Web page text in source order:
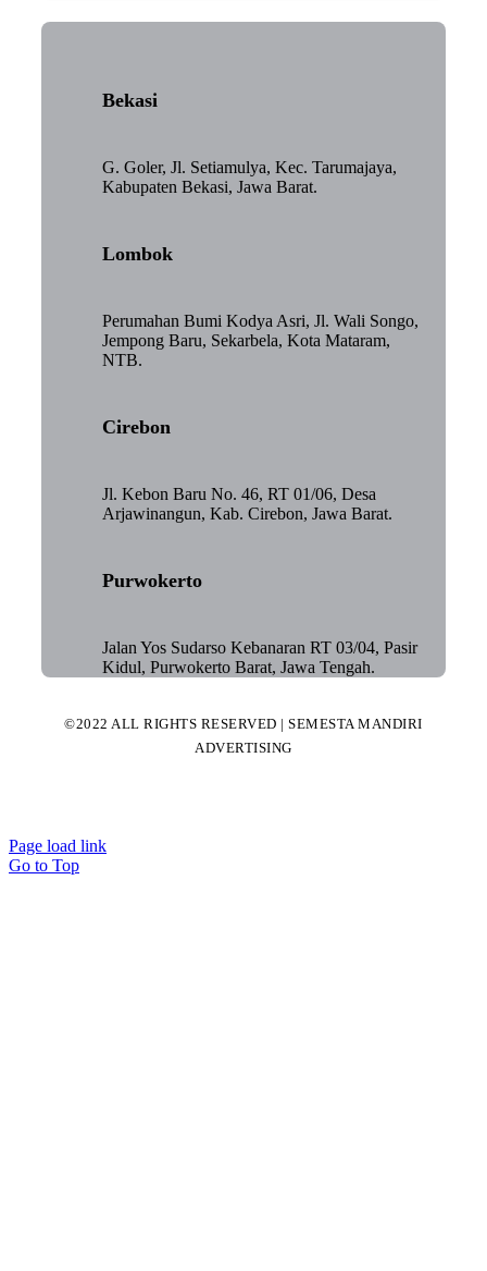
Bekasi
G. Goler, Jl. Setiamulya, Kec. Tarumajaya,
Kabupaten Bekasi, Jawa Barat.
Lombok
Perumahan Bumi Kodya Asri, Jl. Wali Songo,
Jempong Baru, Sekarbela, Kota Mataram,
NTB.
Cirebon
Jl. Kebon Baru No. 46, RT 01/06, Desa
Arjawinangun, Kab. Cirebon, Jawa Barat.
Purwokerto
Jalan Yos Sudarso Kebanaran RT 03/04, Pasir
Kidul, Purwokerto Barat, Jawa Tengah.
©2022 ALL RIGHTS RESERVED | SEMESTA MANDIRI
ADVERTISING
Page load link
Go to Top